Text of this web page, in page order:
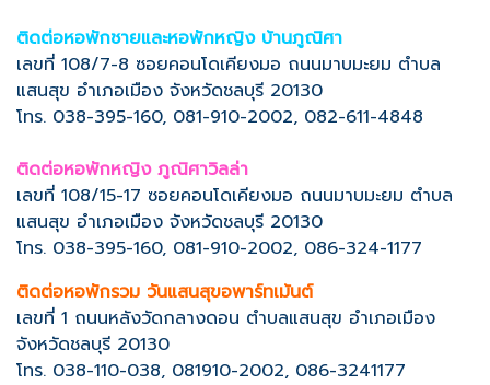
ติดต่อหอพักชายและหอพักหญิง บ้านภูณิศา
เลขที่ 108/7-8 ซอยคอนโดเคียงมอ ถนนมาบมะยม ตำบล
แสนสุข อำเภอเมือง จังหวัดชลบุรี 20130
โทร. 038-395-160, 081-910-2002, 082-611-4848
ติดต่อหอพักหญิง ภูณิศาวิลล่า
เลขที่ 108/15-17 ซอยคอนโดเคียงมอ ถนนมาบมะยม ตำบล
แสนสุข อำเภอเมือง จังหวัดชลบุรี 20130
โทร. 038-395-160, 081-910-2002, 086-324-1177
ติดต่อหอพักรวม วันแสนสุขอพาร์ทเม้นต์
เลขที่ 1 ถนนหลังวัดกลางดอน ตำบลแสนสุข อำเภอเมือง
จังหวัดชลบุรี 20130
โทร. 038-110-038, 081910-2002, 086-3241177